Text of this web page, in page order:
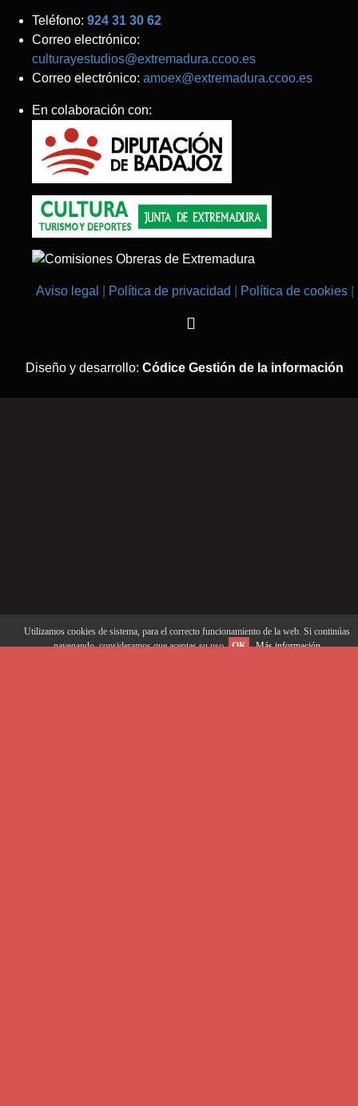
Teléfono: 924 31 30 62
Correo electrónico:
culturayestudios@extremadura.ccoo.es
Correo electrónico: amoex@extremadura.ccoo.es
En colaboración con:
Aviso legal Política de privacidad Política de cookies
Diseño y desarrollo: Códice Gestión de la información
Utilizamos cookies de sistema, para el correcto funcionamiento de la web. Si continúas
navegando, consideramos que aceptas su uso. OK Más información